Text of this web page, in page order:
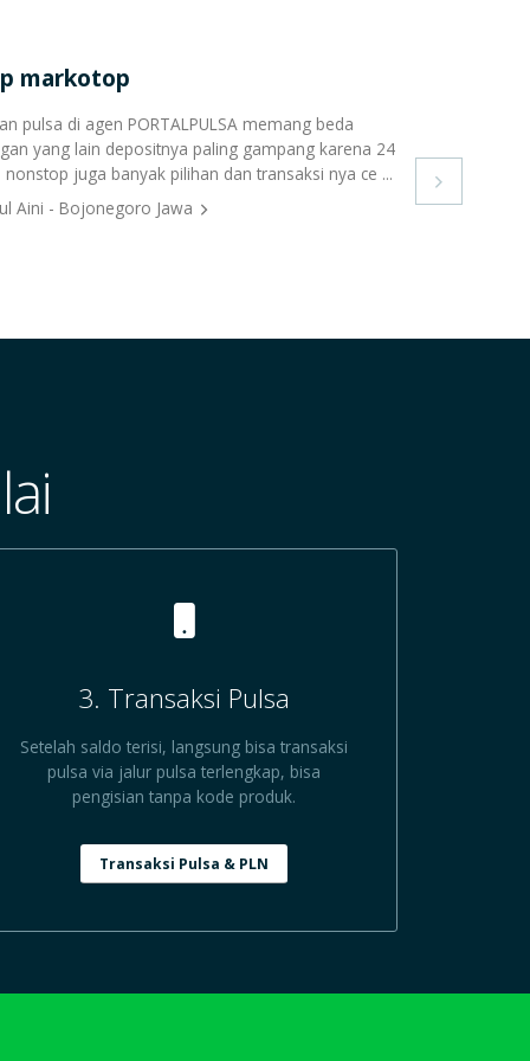
markotop
pulsa di agen PORTALPULSA memang beda
yang lain depositnya paling gampang karena 24
juga banyak pilihan dan transaksi nya ce ...
Aini - Bojonegoro Jawa

3. Transaksi Pulsa
Setelah saldo terisi, langsung bisa transaksi
pulsa via jalur pulsa terlengkap, bisa
pengisian tanpa kode produk.
Transaksi Pulsa & PLN